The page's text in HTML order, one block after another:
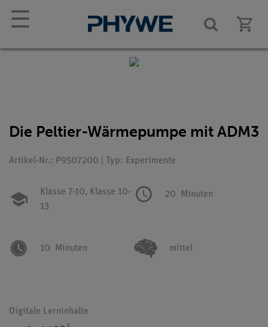
☰
Die Peltier-Wärmepumpe mit ADM3
Artikel-Nr.: P9507200 | Typ: Experimente
Klasse 7-10, Klasse 10-
13
20 Minuten
10 Minuten mittel
Digitale Lerninhalte